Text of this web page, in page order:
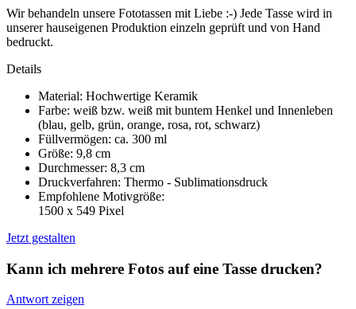
Wir behandeln unsere Fototassen mit Liebe :-) Jede Tasse wird in
unserer hauseigenen Produktion einzeln geprüft und von Hand
bedruckt.
Details
Material: Hochwertige Keramik
Farbe: weiß bzw. weiß mit buntem Henkel und Innenleben
(blau, gelb, grün, orange, rosa, rot, schwarz)
Füllvermögen: ca. 300 ml
Größe: 9,8 cm
Durchmesser: 8,3 cm
Druckverfahren: Thermo - Sublimationsdruck
Empfohlene Motivgröße:
1500 x 549 Pixel
Jetzt gestalten
Kann ich mehrere Fotos auf eine Tasse drucken?
Antwort zeigen